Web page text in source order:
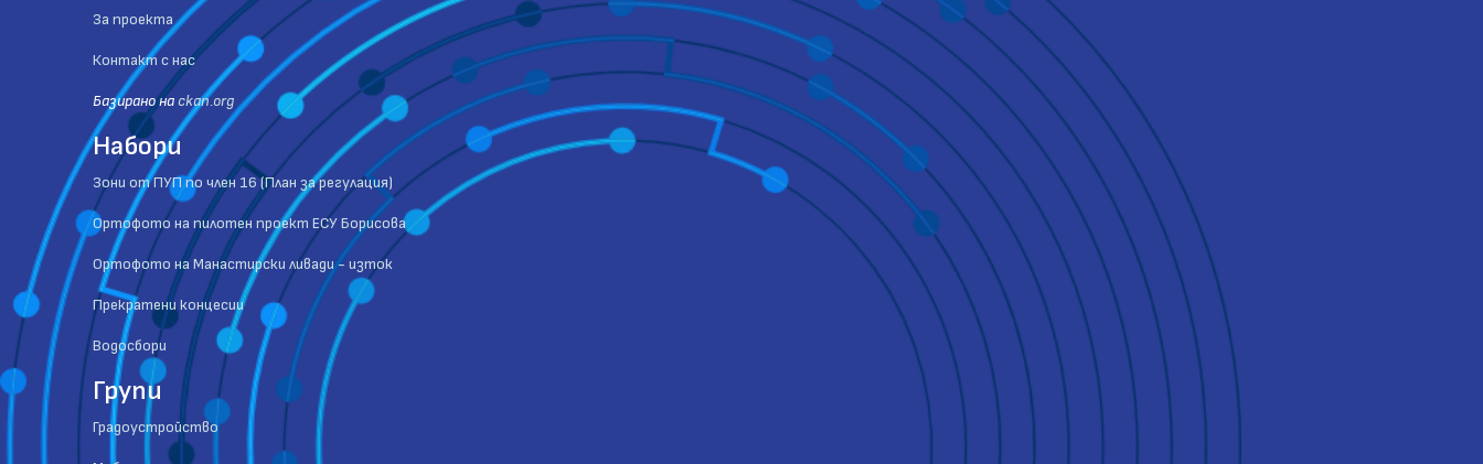
За проекта
Контакт с нас
Базиранo на ckan.org
Набори
Зони от ПУП по член 16 (План за регулация)
Ортофото на пилотен проект ЕСУ Борисова
Ортофото на Манастирски ливади - изток
Прекратени концесии
Водосбори
Групи
Градоустройство